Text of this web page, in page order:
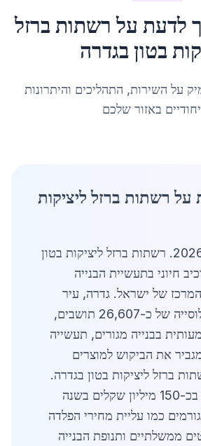
לדעת על רשתות ברזל
בטוןבגדרה
על השירות, התהליכים והיתרונות
באזור שלכם
על רשתות ברזל ליציקות
מעודכן לאפריל 2026. רשתות ברזל ליציקות בטון
חיוני בתעשיית הבנייה
של ישראל. גדרה, עיר
בפריחה עם אוכלוסייה של כ-26,607 תושבים,
בבנייה מגורים, תעשייה
את הביקוש למוצרים
ברזל ליציקות בטון בגדרה.
שוק זה, המוערך בכ-150 מיליון שקלים בשנה
כמו עליית מחירי הפלדה
ממשלתיים ותנופת הבנייה